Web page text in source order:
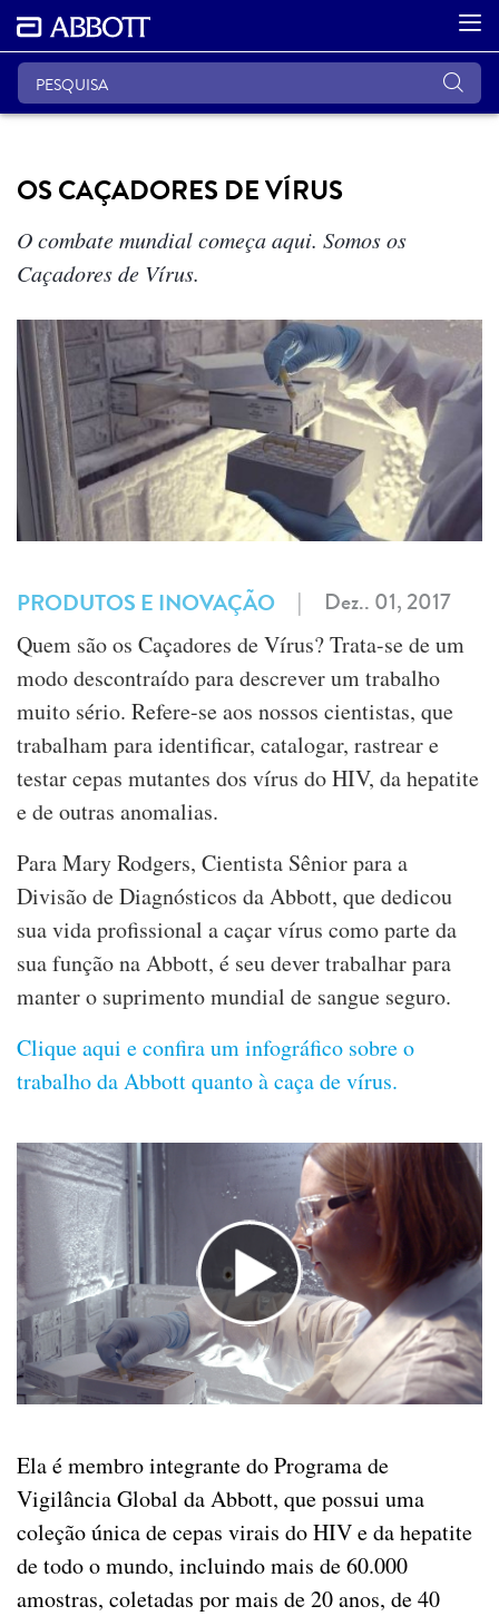
OS CAÇADORES DE VÍRUS
O combate mundial começa aqui. Somos os
Caçadores de Vírus.
PRODUTOS E INOVAÇÃO | Dez.. 01, 2017
Quem são os Caçadores de Vírus? Trata-se de um
modo descontraído para descrever um trabalho
muito sério. Refere-se aos nossos cientistas, que
trabalham para identificar, catalogar, rastrear e
testar cepas mutantes dos vírus do HIV, da hepatite
e de outras anomalias.
Para Mary Rodgers, Cientista Sênior para a
Divisão de Diagnósticos da Abbott, que dedicou
sua vida profissional a caçar vírus como parte da
sua função na Abbott, é seu dever trabalhar para
manter o suprimento mundial de sangue seguro.
Clique aqui e confira um infográfico sobre o
trabalho da Abbott quanto à caça de vírus.
►
Ela é membro integrante do Programa de
Vigilância Global da Abbott, que possui uma
coleção única de cepas virais do HIV e da hepatite
de todo o mundo, incluindo mais de 60.000
amostras, coletadas por mais de 20 anos, de 40